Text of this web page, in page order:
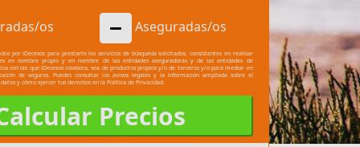
os Aseguradas/os
por iDecesos para prestarte los servicios de búsqueda solicitados, consistentes en realizar
en nombre propio y en nombre de las entidades aseguradoras y de las entidades de
con las que iDecesos colabora, sea de productos propios y/o de terceros y/o para mediar en
de seguros. Puedes consultar los avisos legalesy la información ampliada sobre el
y cómo ejercer tus derechos en la Política de Privacidad.
Precios